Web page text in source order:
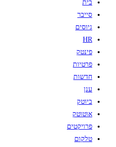
בית
סייבר
גיוסים
HR
פינטק
פרטיות
חדשות
ענן
ביוטק
אוטוטק
פרויקטים
טלקום